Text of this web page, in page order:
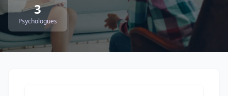
3
Psychologues